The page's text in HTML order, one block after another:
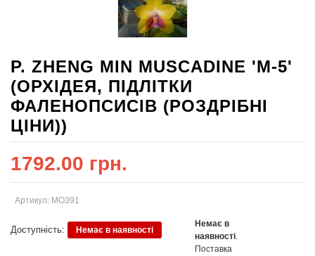
P. ZHENG MIN MUSCADINE 'M-5'
(ОРХІДЕЯ, ПІДЛІТКИ
ФАЛЕНОПСИСІВ (РОЗДРІБНІ
ЦІНИ))
1792.00 грн.
Артикул: MO391
Доступність: Немає в наявності
Немає в
наявності.
Поставка